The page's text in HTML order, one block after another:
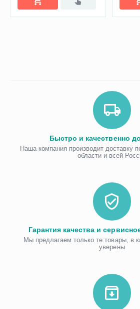
Быстро и качественно
Наша компания производит доставку
области и всей
Гарантия качества и
Мы предлагаем только те товары, в
уверены